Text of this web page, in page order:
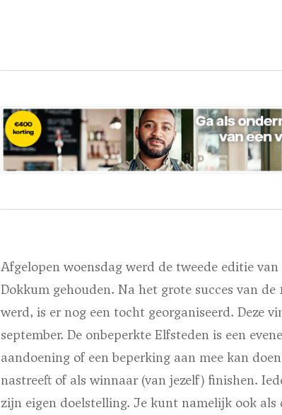
Afgelopen woensdag werd de tweede editie
Dokkum gehouden. Na het grote succes van
werd, is er nog een tocht georganiseerd. Deze
september. De onbeperkte Elfsteden is een
aandoening of een beperking aan mee kan
nastreeft of als winnaar (van jezelf) finishen.
zijn eigen doelstelling. Je kunt namelijk ook